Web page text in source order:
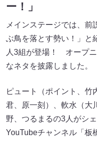
ー！」
メインステージでは、
ぶ鳥を落とす勢い！」と
人3組が登場！ オープ
なネタを披露しました。
ピュート（ポイント、竹
君、原一刻）、軟水（大
野、つるまるの3人がシ
YouTubeチャンネル「板